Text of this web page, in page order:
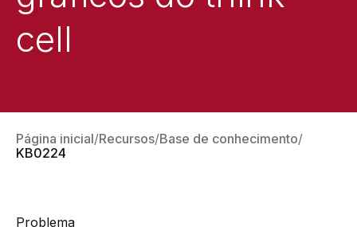
cell
Página inicial Recursos Base de conhecimento
KB0224
Problema